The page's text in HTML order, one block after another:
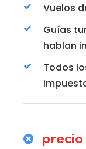
Vuelos
Guías
hablan
Todos